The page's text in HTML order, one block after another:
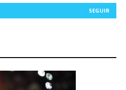
SEGUIR